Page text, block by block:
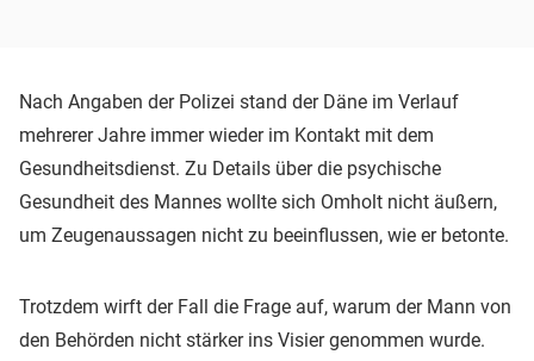
Nach Angaben der Polizei stand der Däne im Verlauf
mehrerer Jahre immer wieder im Kontakt mit dem
Gesundheitsdienst. Zu Details über die psychische
Gesundheit des Mannes wollte sich Omholt nicht äußern,
um Zeugenaussagen nicht zu beeinflussen, wie er betonte.
Trotzdem wirft der Fall die Frage auf, warum der Mann von
den Behörden nicht stärker ins Visier genommen wurde.